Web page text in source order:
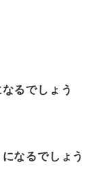
るでしょう
なるでしょう